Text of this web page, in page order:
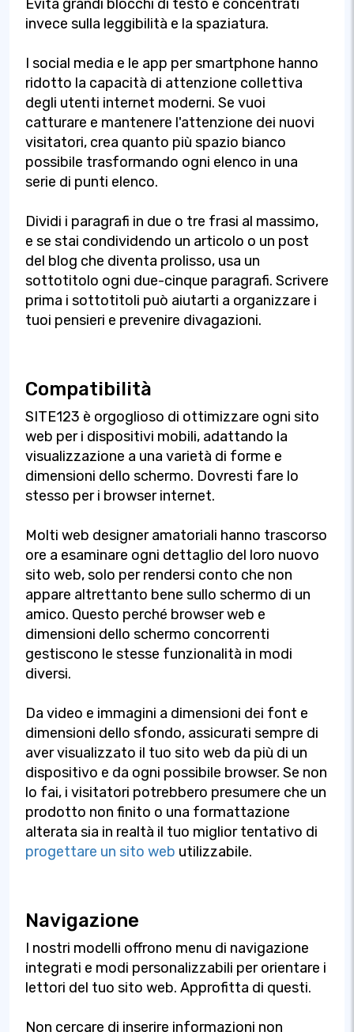
Evita grandi blocchi di testo e concentrati
invece sulla leggibilità e la spaziatura.
I social media e le app per smartphone hanno
ridotto la capacità di attenzione collettiva
degli utenti internet moderni. Se vuoi
catturare e mantenere l'attenzione dei nuovi
visitatori, crea quanto più spazio bianco
possibile trasformando ogni elenco in una
serie di punti elenco.
Dividi i paragrafi in due o tre frasi al massimo,
e se stai condividendo un articolo o un post
del blog che diventa prolisso, usa un
sottotitolo ogni due-cinque paragrafi. Scrivere
prima i sottotitoli può aiutarti a organizzare i
tuoi pensieri e prevenire divagazioni.
Compatibilità
SITE123 è orgoglioso di ottimizzare ogni sito
web per i dispositivi mobili, adattando la
visualizzazione a una varietà di forme e
dimensioni dello schermo. Dovresti fare lo
stesso per i browser internet.
Molti web designer amatoriali hanno trascorso
ore a esaminare ogni dettaglio del loro nuovo
sito web, solo per rendersi conto che non
appare altrettanto bene sullo schermo di un
amico. Questo perché browser web e
dimensioni dello schermo concorrenti
gestiscono le stesse funzionalità in modi
diversi.
Da video e immagini a dimensioni dei font e
dimensioni dello sfondo, assicurati sempre di
aver visualizzato il tuo sito web da più di un
dispositivo e da ogni possibile browser. Se non
lo fai, i visitatori potrebbero presumere che un
prodotto non finito o una formattazione
alterata sia in realtà il tuo miglior tentativo di
progettare un sito web utilizzabile.
Navigazione
I nostri modelli offrono menu di navigazione
integrati e modi personalizzabili per orientare i
lettori del tuo sito web. Approfitta di questi.
Non cercare di inserire informazioni non